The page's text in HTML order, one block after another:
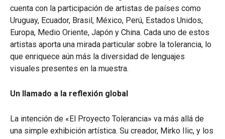
cuenta con la participación de artistas de países como
Uruguay, Ecuador, Brasil, México, Perú, Estados Unidos,
Europa, Medio Oriente, Japón y China. Cada uno de estos
artistas aporta una mirada particular sobre la tolerancia, lo
que enriquece aún más la diversidad de lenguajes
visuales presentes en la muestra.
Un llamado a la reflexión global
La intención de «El Proyecto Tolerancia» va más allá de
una simple exhibición artística. Su creador, Mirko Ilic, y los